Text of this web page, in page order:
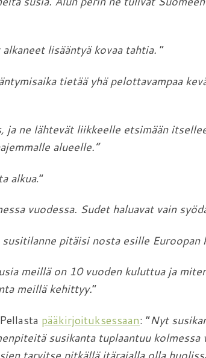
lisääntyä kovaa tahtia. ”
tietää yhä pelottavampaa
ja ne lähtevät liikkeelle etsimään
alueelle.”
alkua.”
vuodessa. Sudet haluavat vain
pitäisi nosta esille Euroopan
meillä on 10 vuoden kuluttua ja
meillä kehittyy.”
pääkirjoituksessaan: ”Nyt
susikanta tuplaantuu kolmessa
tarvitse pitkällä itärajalla olla